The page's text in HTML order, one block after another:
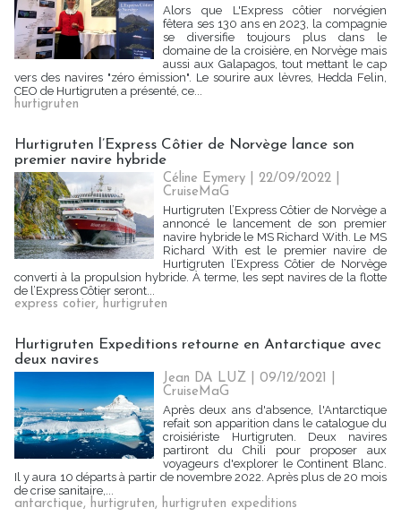
Alors que L'Express côtier norvégien
fêtera ses 130 ans en 2023, la compagnie
se diversifie toujours plus dans le
domaine de la croisière, en Norvège mais
aussi aux Galapagos, tout mettant le cap
vers des navires "zéro émission". Le sourire aux lèvres, Hedda Felin,
CEO de Hurtigruten a présenté, ce...
hurtigruten
Hurtigruten l’Express Côtier de Norvège lance son
premier navire hybride
Céline Eymery | 22/09/2022
CruiseMaG
Hurtigruten l’Express Côtier de Norvège a
annoncé le lancement de son premier
navire hybride le MS Richard With. Le MS
Richard With est le premier navire de
Hurtigruten l’Express Côtier de Norvège
converti à la propulsion hybride. À terme, les sept navires de la flotte
de l’Express Côtier seront...
express cotier, hurtigruten
Hurtigruten Expeditions retourne en Antarctique avec
deux navires
Jean DA LUZ | 09/12/2021
CruiseMaG
Après deux ans d'absence, l'Antarctique
refait son apparition dans le catalogue du
croisiériste Hurtigruten. Deux navires
partiront du Chili pour proposer aux
voyageurs d'explorer le Continent Blanc.
Il y aura 10 départs à partir de novembre 2022. Après plus de 20 mois
de crise sanitaire,...
antarctique, hurtigruten, hurtigruten expeditions